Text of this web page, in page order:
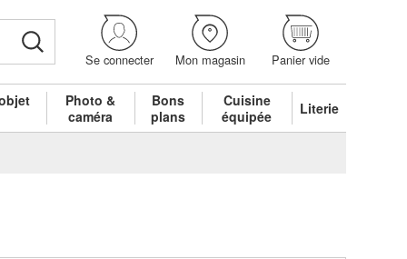
Se connecter Mon magasin Panier vide
Photo &
caméra
Bons
plans
Cuisine
équipée
Literie